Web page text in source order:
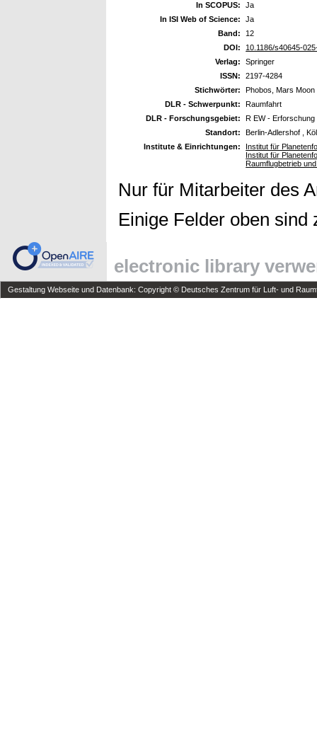
In SCOPUS:
Ja
In ISI Web of Science:
Ja
Band:
12
DOI:
10.1186/s40645-
Verlag:
Springer
ISSN:
2197-4284
Stichwörter:
Phobos, Mars
DLR - Schwerpunkt:
Raumfahrt
DLR - Forschungsgebiet:
R EW -
Standort:
Berlin-Adlershof ,
Institute & Einrichtungen:
Institut für
Institut für
Raumflugbetrieb
Nur für Mitarbeiter des
Einige Felder oben
electronic library
Gestaltung Webseite und Datenbank: Copyright © Deutsches Zentrum für Luft- und